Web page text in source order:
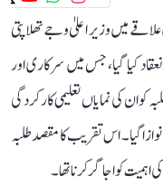
میں وزیر اعلیٰ وجے تھلاپتی
کیا گیا، جس میں سرکاری اور
80 سے زائد ہونہار طلبہ کو ان کی نمایاں تعلیمی کارکردگی
گیا۔ اس تقریب کا مقصد طلبہ
کو اجاگر کرنا تھا۔